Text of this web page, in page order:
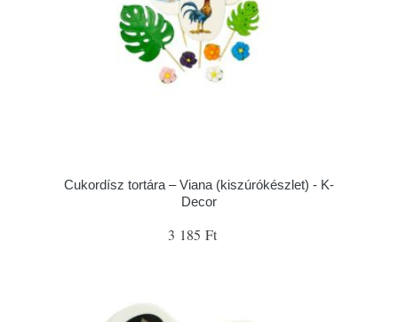
Cukordísz tortára – Viana (kiszúrókészlet) - K-
Decor
3 185 Ft